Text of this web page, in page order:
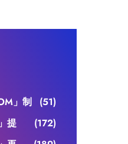
」制
(51)
提
(172)